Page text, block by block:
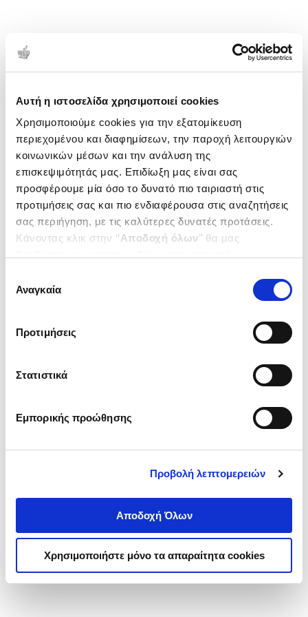
Αυτή η ιστοσελίδα χρησιμοποιεί cookies
Χρησιμοποιούμε cookies για την εξατομίκευση
περιεχομένου και διαφημίσεων, την παροχή λειτουργιών
κοινωνικών μέσων και την ανάλυση της
επισκεψιμότητάς μας. Επιδίωξη μας είναι σας
προσφέρουμε μία όσο το δυνατό πιο ταιριαστή στις
προτιμήσεις σας και πιο ενδιαφέρουσα στις αναζητήσεις
σας περιήγηση, με τις καλύτερες δυνατές προτάσεις.
Κάνοντας κλικ στην ‘’Αποδοχή όλων’’ θα μας
ενδιαφέρουν και να επιλέξετε από τα παρακάτω με την
΄΄και να ενημερωθείτε σχετικά με
συγκατάθεσης
Αναγκαία
Προτιμήσεις
Στατιστικά
Εμπορικής προώθησης
Προβολή λεπτομερειών
Αποδοχή Όλων
Χρησιμοποιήστε μόνο τα απαραίτητα cookies